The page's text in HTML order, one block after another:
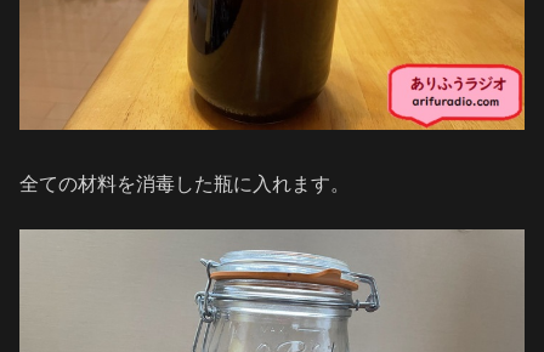
全ての材料を消毒した瓶に入れます。